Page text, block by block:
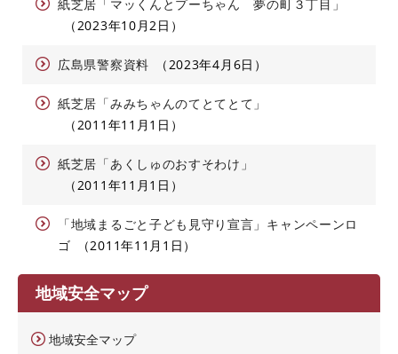
紙芝居「マッくんとプーちゃん 夢の町３丁目」
2023年10月2日
広島県警察資料 2023年4月6日
紙芝居「みみちゃんのてとてとて」
2011年11月1日
紙芝居「あくしゅのおすそわけ」
2011年11月1日
「地域まるごと子ども見守り宣言」キャンペーンロ
ゴ
2011年11月1日
地域安全マップ
地域安全マップ